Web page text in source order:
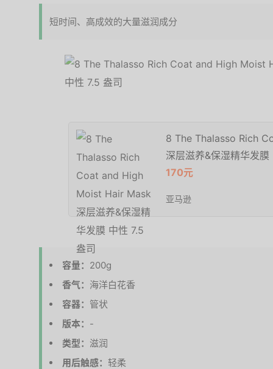
短时间、高成效的大量滋润成分
8 The Thalasso Rich
深层滋养&保湿精华发
170元
亚马逊
容量： 200g
香气： 海洋白花香
容器： 管状
版本： -
类型： 滋润
用后触感： 轻柔